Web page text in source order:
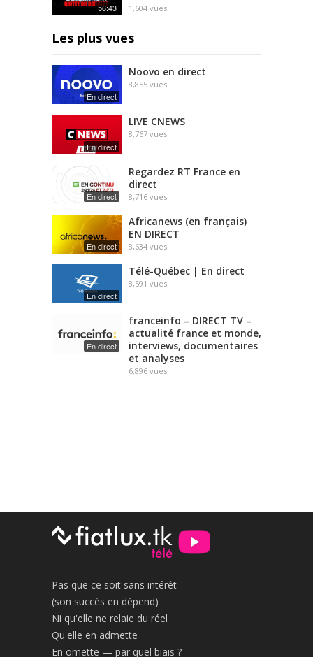
56:43 1,604 vues
Les plus vues
En direct
Noovo en direct
8,855 vues
En direct
LIVE CNEWS
8,767 vues
En direct
Regardez RT France en
direct
8,716 vues
En direct
Africanews (en français)
EN DIRECT
8,634 vues
En direct
Télé-Québec | En direct
8,591 vues
En direct
franceinfo – DIRECT TV –
actualité france et monde,
interviews, documentaires
et analyses
6,896 vues
Pas que ce soit sans intérêt
(son succès en dépend)
Ni qu'elle ne relaie du réel
Qu'elle en admette
En omette — par quel biais ?